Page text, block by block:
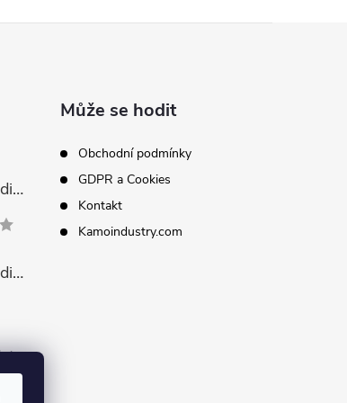
Dřevěné nástěnné hodiny APUS
Dřevěné nástěnné hodiny APUS
Sada podtácků s podstavcem, ZODIAC - masivní dřevo
Může se hodit
Obchodní podmínky
GDPR a Cookies
Kontakt
Kamoindustry.com